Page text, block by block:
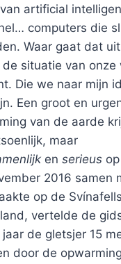
artificial
computers die
Waar gaat dat
de situatie van onze
Die we naar mijn
Een groot en
van de aarde
maar
en serieus
2016 samen
op de
vertelde de
de gletsjer 15
door de